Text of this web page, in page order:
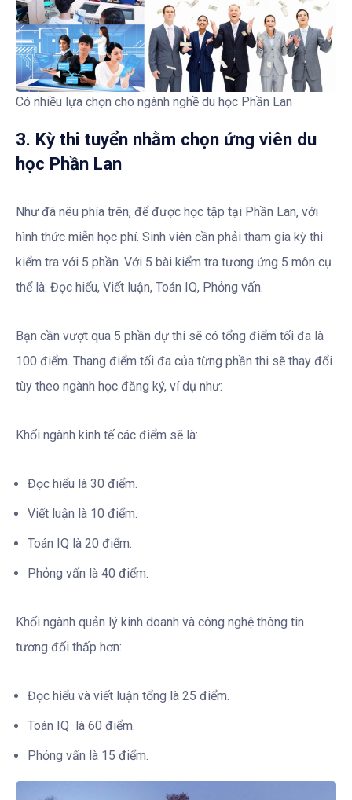
Có nhiều lựa chọn cho ngành nghề du học Phần Lan
3. Kỳ thi tuyển nhằm chọn ứng viên du
học Phần Lan
Như đã nêu phía trên, để được học tập tại Phần Lan, với
hình thức miễn học phí. Sinh viên cần phải tham gia kỳ thi
kiểm tra với 5 phần. Với 5 bài kiểm tra tương ứng 5 môn cụ
thể là: Đọc hiểu, Viết luận, Toán IQ, Phỏng vấn.
Bạn cần vượt qua 5 phần dự thi sẽ có tổng điểm tối đa là
100 điểm. Thang điểm tối đa của từng phần thi sẽ thay đổi
tùy theo ngành học đăng ký, ví dụ như:
Khối ngành kinh tế các điểm sẽ là:
Đọc hiểu là 30 điểm.
Viết luận là 10 điểm.
Toán IQ là 20 điểm.
Phỏng vấn là 40 điểm.
Khối ngành quản lý kinh doanh và công nghệ thông tin
tương đối thấp hơn:
Đọc hiểu và viết luận tổng là 25 điểm.
Toán IQ là 60 điểm.
Phỏng vấn là 15 điểm.